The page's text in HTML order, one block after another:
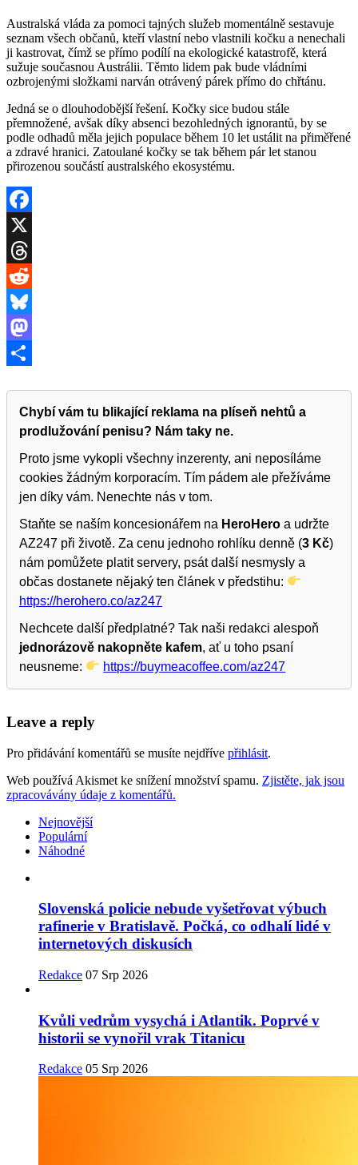
Australská vláda za pomoci tajných služeb momentálně sestavuje
seznam všech občanů, kteří vlastní nebo vlastnili kočku a nenechali
ji kastrovat, čímž se přímo podílí na ekologické katastrofě, která
sužuje současnou Austrálii. Těmto lidem pak bude vládními
ozbrojenými složkami narván otrávený párek přímo do chřtánu.
Jedná se o dlouhodobější řešení. Kočky sice budou stále
přemnožené, avšak díky absenci bezohledných ignorantů, by se
podle odhadů měla jejich populace během 10 let ustálit na přiměřené
a zdravé hranici. Zatoulané kočky se tak během pár let stanou
přirozenou součástí australského ekosystému.
Facebook
X
Threads
Reddit
Bluesky
Mastodon
Chybí vám tu blikající reklama na plíseň nehtů a
prodlužování penisu? Nám taky ne.
Proto jsme vykopli všechny inzerenty, ani neposíláme
cookies žádným korporacím. Tím pádem ale přežíváme
jen díky vám. Nenechte nás v tom.
Staňte se naším koncesionářem na HeroHero a udržte
AZ247 při životě. Za cenu jednoho rohlíku denně (3 Kč)
nám pomůžete platit servery, psát další nesmysly a
občas dostanete nějaký ten článek v předstihu:
https://herohero.co/az247
Nechcete další předplatné? Tak naši redakci alespoň
jednorázově nakopněte kafem, ať u toho psaní
neusneme:
https://buymeacoffee.com/az247
Leave a reply
Pro přidávání komentářů se musíte nejdříve přihlásit.
Web používá Akismet ke snížení množství spamu. Zjistěte, jak jsou
zpracovávány údaje z komentářů.
Nejnovější
Populární
Náhodné
Slovenská policie nebude vyšetřovat výbuch
rafinerie v Bratislavě. Počká, co odhalí lidé v
internetových diskusích
Redakce 07 Srp 2026
Kvůli vedrům vysychá i Atlantik. Poprvé v
historii se vynořil vrak Titanicu
Redakce 05 Srp 2026